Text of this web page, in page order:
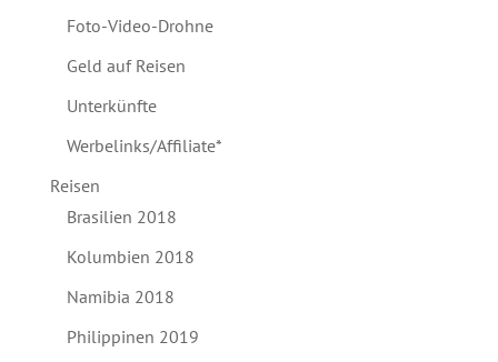
Foto-Video-Drohne
Geld auf Reisen
Unterkünfte
Werbelinks/Affiliate*
Reisen
Brasilien 2018
Kolumbien 2018
Namibia 2018
Philippinen 2019